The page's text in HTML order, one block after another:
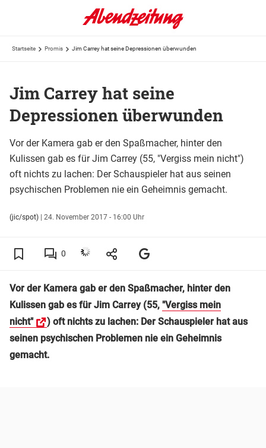
Startseite Promis Jim Carrey hat seine Depressionen überwunden
Jim Carrey hat seine
Depressionen überwunden
Vor der Kamera gab er den Spaßmacher, hinter den
Kulissen gab es für Jim Carrey (55, "Vergiss mein nicht")
oft nichts zu lachen: Der Schauspieler hat aus seinen
psychischen Problemen nie ein Geheimnis gemacht.
(jic/spot) | 24. November 2017 - 16:00 Uhr
0
Vor der Kamera gab er den Spaßmacher, hinter den
Kulissen gab es für Jim Carrey (55, "Vergiss mein
nicht"
) oft nichts zu lachen: Der Schauspieler hat aus
seinen psychischen Problemen nie ein Geheimnis
gemacht.